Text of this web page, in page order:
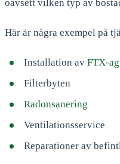
oavsett vilken typ av
Här är några exempel på
Installation av FTX-
Filterbyten
Radonsanering
Ventilationsservice
Reparationer av